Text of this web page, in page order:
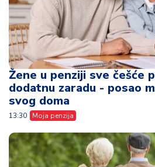
Žene u penziji sve češće
dodatnu zaradu - posao
svog doma
13:30 Moja penzija